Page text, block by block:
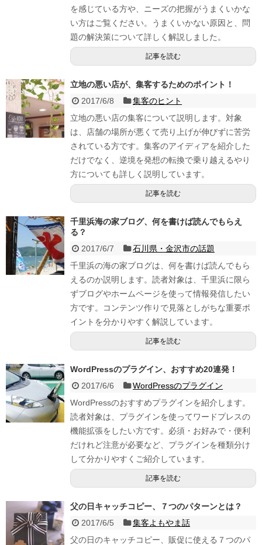
を感じている方や、ニーズの把握がうまくいかな
い方はご覧ください。うまくいかない原因と、問
題の解決策について詳しく解説しました。
記事を読む
立地の悪い店が、集客するためのポイント！
2017/6/8
集客のヒント
立地の悪い店の集客について説明します。対象
は、店舗の場所が悪くて売り上げが伸びずに苦労
されている方です。集客のアイディアを紹介した
だけでなく、逆境を発想の転換で乗り越えるやり
方についても詳しく説明しています。
記事を読む
千里浜海の家ブログ、何を書けば読んでもらえ
る？
2017/6/7
石川県・金沢市の話題
千里浜の海の家ブログは、何を書けば読んでもら
えるのか説明します。読者対象は、千里浜に限ら
ずブログやホームページを使って情報発信したい
方です。コンテンツ作りで見落としがちな重要ポ
イントを分かりやすく解説しています。
記事を読む
WordPressのプラグイン、おすすめ20連発！
2017/6/6
WordPressのプラグイン
WordPressのおすすめプラグインを紹介します。
読者対象は、プラグインを使ってワードプレスの
機能拡張をしたい方です。必須・お好みで・便利
だけれど注意が必要など、プラグインを種類分け
して分かりやすくご紹介しています。
記事を読む
父の日キャッチコピー、７つのパターンとは？
2017/6/5
集客よもやま話
父の日のキャッチコピー、販促に使える７つのパ